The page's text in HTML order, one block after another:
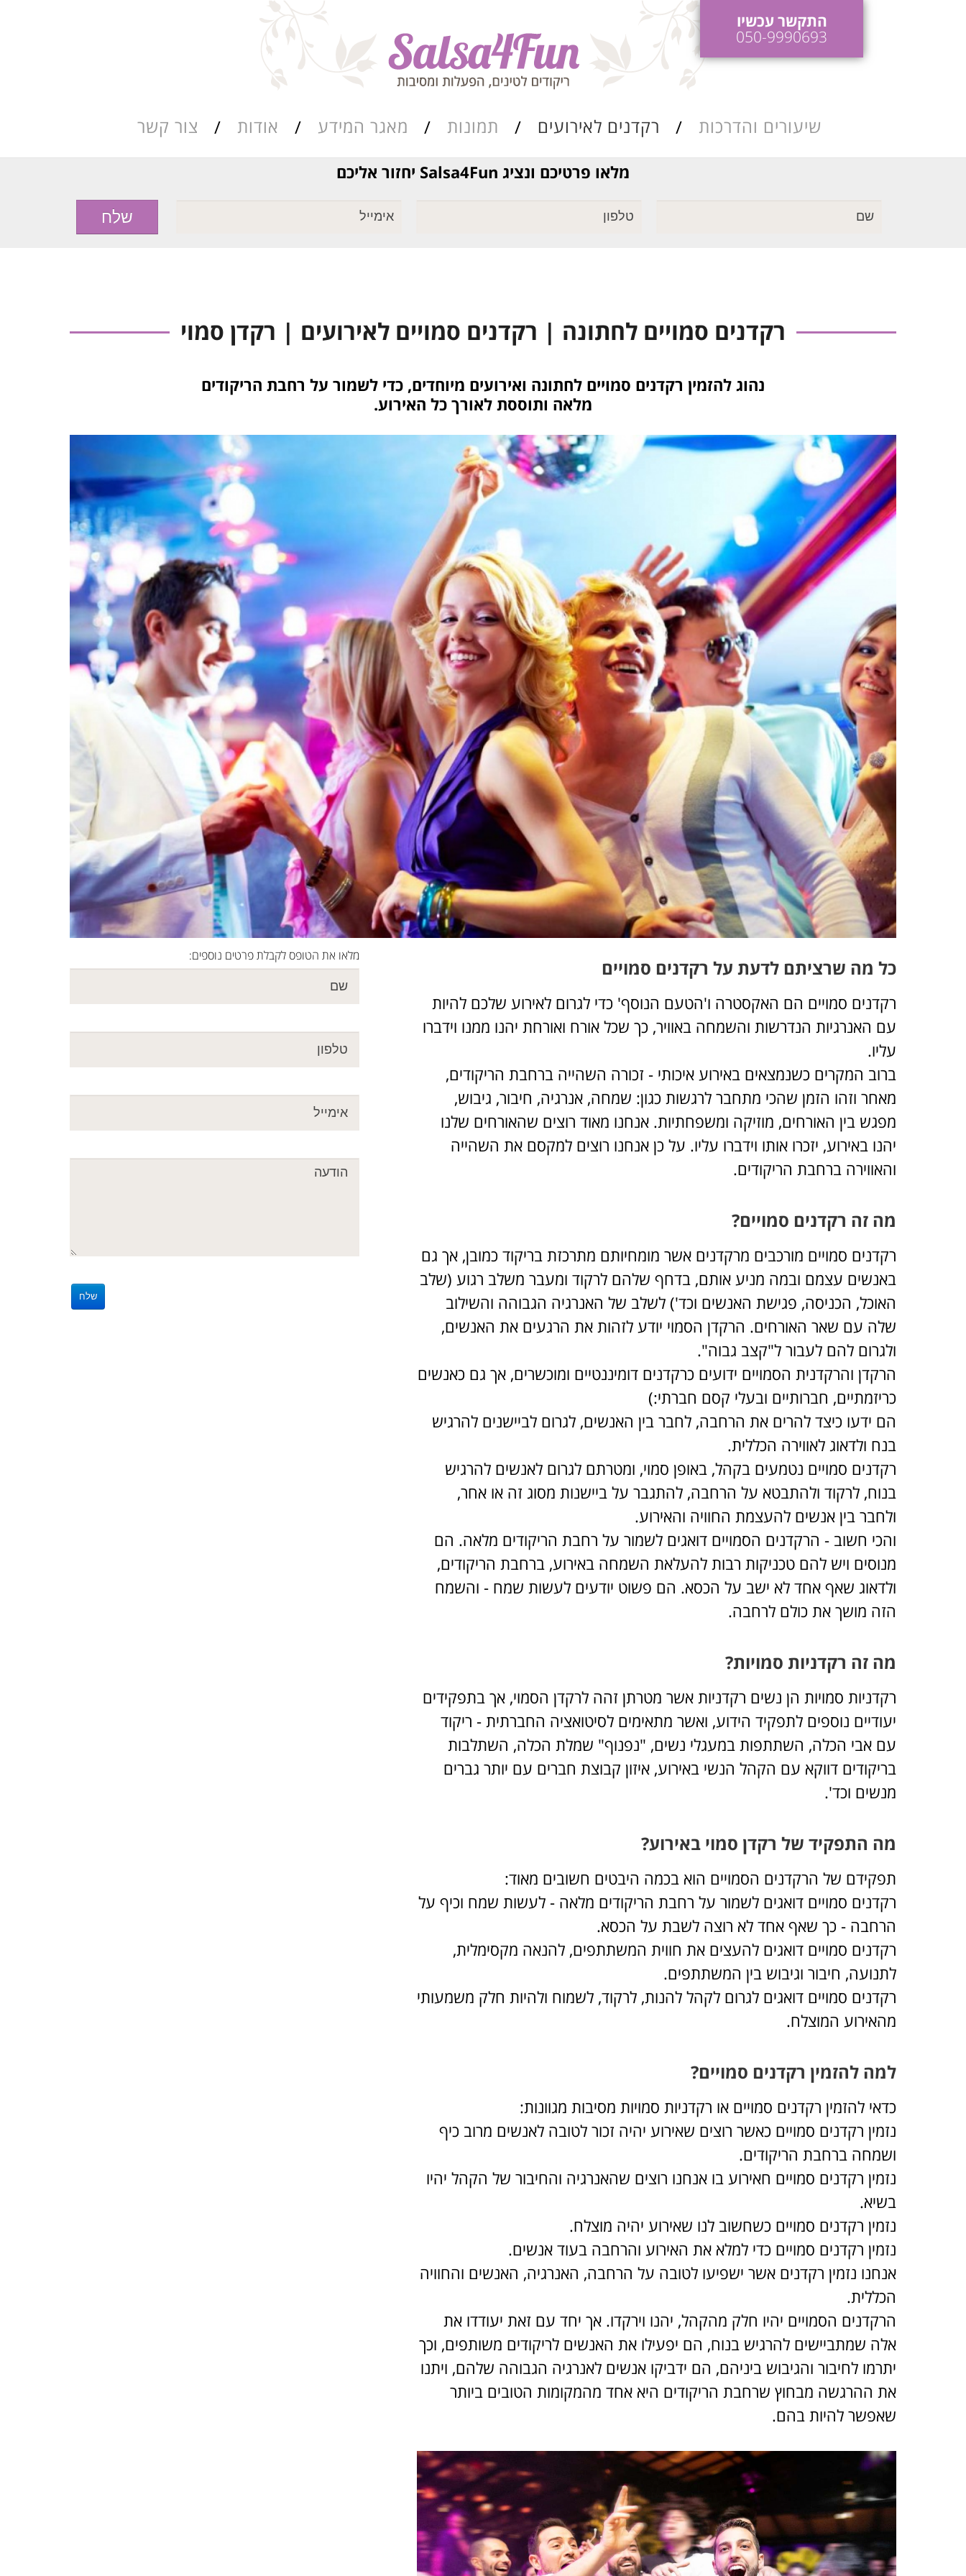
התקשר עכשיו
050-9990693
שיעורים והדרכות רקדנים לאירועים תמונות מאגר המידע
ריקוד שורות
אודות צור קשר
מלאו פרטיכם ונציג Salsa4Fun יחזור אליכם
רקדנים סמויים לחתונה | רקדנים סמויים לאירועים | רקדן סמוי
נהוג להזמין רקדנים סמויים לחתונה ואירועים מיוחדים, כדי לשמור על רחבת הריקודים
מלאה ותוססת לאורך כל האירוע.
מלאו את הטופס לקבלת פרטים נוספים:
כל מה שרציתם לדעת על רקדנים סמויים
רקדנים סמויים הם האקסטרה ו'הטעם הנוסף' כדי לגרום לאירוע שלכם להיות
עם האנרגיות הנדרשות והשמחה באוויר, כך שכל אורח ואורחת יהנו ממנו וידברו
עליו.
ברוב המקרים כשנמצאים באירוע איכותי - זכורה השהייה ברחבת הריקודים,
מאחר וזהו הזמן שהכי מתחבר לרגשות כגון: שמחה, אנרגיה, חיבור, גיבוש,
מפגש בין האורחים, מוזיקה ומשפחתיות. אנחנו מאוד רוצים שהאורחים שלנו
יהנו באירוע, יזכרו אותו וידברו עליו. על כן אנחנו רוצים למקסם את השהייה
והאווירה ברחבת הריקודים.
מה זה רקדנים סמויים?
רקדנים סמויים מורכבים מרקדנים אשר מומחיותם מתרכזת בריקוד כמובן, אך גם
באנשים עצמם ובמה מניע אותם, בדחף שלהם לרקוד ומעבר משלב רגוע (שלב
האוכל, הכניסה, פגישת האנשים וכד') לשלב של האנרגיה הגבוהה והשילוב
שלה עם שאר האורחים. הרקדן הסמוי יודע לזהות את הרגעים את האנשים,
ולגרום להם לעבור ל"קצב גבוה".
הרקדן והרקדנית הסמויים ידועים כרקדנים דומיננטיים ומוכשרים, אך גם כאנשים
כריזמתיים, חברותיים ובעלי קסם חברתי:)
הם ידעו כיצד להרים את הרחבה, לחבר בין האנשים, לגרום לביישנים להרגיש
בנח ולדאוג לאווירה הכללית.
רקדנים סמויים נטמעים בקהל, באופן סמוי, ומטרתם לגרום לאנשים להרגיש
בנוח, לרקוד ולהתבטא על הרחבה, להתגבר על ביישנות מסוג זה או אחר,
ולחבר בין אנשים להעצמת החוויה והאירוע.
והכי חשוב - הרקדנים הסמויים דואגים לשמור על רחבת הריקודים מלאה. הם
מנוסים ויש להם טכניקות רבות להעלאת השמחה באירוע, ברחבת הריקודים,
ולדאוג שאף אחד לא ישב על הכסא. הם פשוט יודעים לעשות שמח - והשמח
הזה מושך את כולם לרחבה.
מה זה רקדניות סמויות?
רקדניות סמויות הן נשים רקדניות אשר מטרתן זהה לרקדן הסמוי, אך בתפקידים
יעודיים נוספים לתפקיד הידוע, ואשר מתאימים לסיטואציה החברתית - ריקוד
עם אבי הכלה, השתתפות במעגלי נשים, "נפנוף" שמלת הכלה, השתלבות
בריקודים דווקא עם הקהל הנשי באירוע, איזון קבוצת חברים עם יותר גברים
מנשים וכד'.
מה התפקיד של רקדן סמוי באירוע?
תפקידם של הרקדנים הסמויים הוא בכמה היבטים חשובים מאוד:
רקדנים סמויים דואגים לשמור על רחבת הריקודים מלאה - לעשות שמח וכיף על
הרחבה - כך שאף אחד לא רוצה לשבת על הכסא.
רקדנים סמויים דואגים להעצים את חווית המשתתפים, להנאה מקסימלית,
לתנועה, חיבור וגיבוש בין המשתתפים.
רקדנים סמויים דואגים לגרום לקהל להנות, לרקוד, לשמוח ולהיות חלק משמעותי
מהאירוע המוצלח.
למה להזמין רקדנים סמויים?
כדאי להזמין רקדנים סמויים או רקדניות סמויות מסיבות מגוונות:
נזמין רקדנים סמויים כאשר רוצים שאירוע יהיה זכור לטובה לאנשים מרוב כיף
ושמחה ברחבת הריקודים.
נזמין רקדנים סמויים חאירוע בו אנחנו רוצים שהאנרגיה והחיבור של הקהל יהיו
בשיא.
נזמין רקדנים סמויים כשחשוב לנו שאירוע יהיה מוצלח.
נזמין רקדנים סמויים כדי למלא את האירוע והרחבה בעוד אנשים.
אנחנו נזמין רקדנים אשר ישפיעו לטובה על הרחבה, האנרגיה, האנשים והחוויה
הכללית.
הרקדנים הסמויים יהיו חלק מהקהל, יהנו וירקדו. אך יחד עם זאת יעודדו את
אלה שמתביישים להרגיש בנוח, הם יפעילו את האנשים לריקודים משותפים, וכך
יתרמו לחיבור והגיבוש ביניהם, הם ידביקו אנשים לאנרגיה הגבוהה שלהם, ויתנו
את ההרגשה מבחוץ שרחבת הריקודים היא אחד מהמקומות הטובים ביותר
שאפשר להיות בהם.